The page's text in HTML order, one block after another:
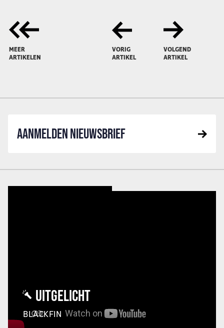
MEER
ARTIKELEN
VORIG
ARTIKEL
VOLGEND
ARTIKEL
AANMELDEN NIEUWSBRIEF
UITGELICHT
BLACKFIN